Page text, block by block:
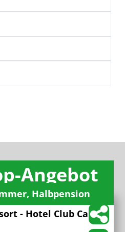
Angebot
Halbpension
- Hotel Club Cala